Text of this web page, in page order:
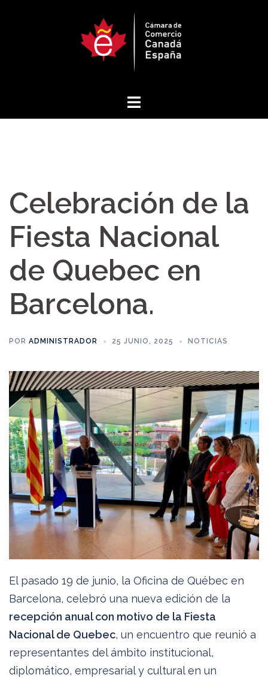
Celebración de la
Fiesta Nacional
de Quebec en
Barcelona.
POR ADMINISTRADOR 25 JUNIO, 2025 NOTICIAS
El pasado 19 de junio, la Oficina de Québec en
Barcelona, celebró una nueva edición de la
recepción anual con motivo de la Fiesta
Nacional de Quebec, un encuentro que reunió a
representantes del ámbito institucional,
diplomático, empresarial y cultural en un